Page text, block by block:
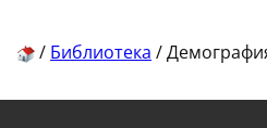
/ Библиотека /